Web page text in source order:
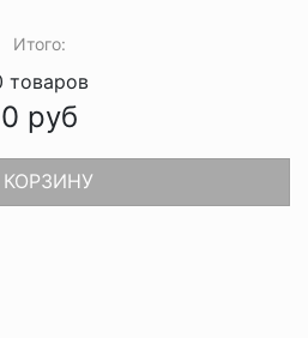
Итого:
товаров
0 руб
КОРЗИНУ